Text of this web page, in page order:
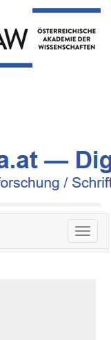
Toggle